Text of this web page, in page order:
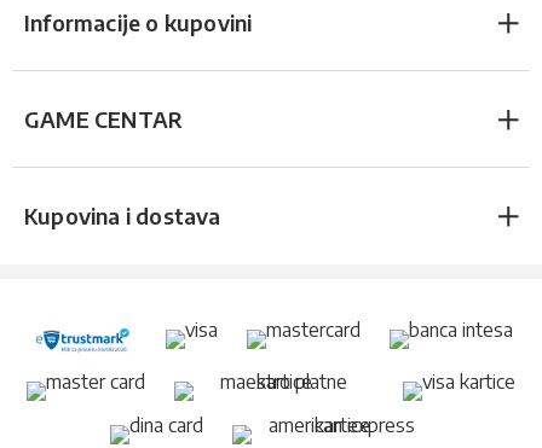
Informacije o kupovini
GAME CENTAR
Kupovina i dostava